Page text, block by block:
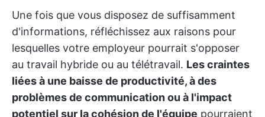
Une fois que vous disposez de suffisamment
d'informations, réfléchissez aux raisons pour
lesquelles votre employeur pourrait s'opposer
au travail hybride ou au télétravail. Les craintes
liées à une baisse de productivité, à des
problèmes de communication ou à l'impact
potentiel sur la cohésion de l'équipe pourraient